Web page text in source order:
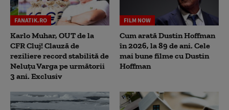
FANATIK.RO
Karlo Muhar, OUT de la
CFR Cluj! Clauză de
reziliere record stabilită de
Neluțu Varga pe următorii
3 ani. Exclusiv
FILM NOW
Cum arată Dustin Hoffman
în 2026, la 89 de ani. Cele
mai bune filme cu Dustin
Hoffman